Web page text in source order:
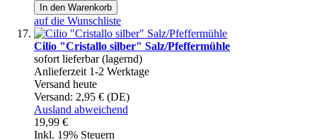
In den Warenkorb
auf die Wunschliste
Cilio "Cristallo silber" Salz/Pfeffermühle
sofort lieferbar (lagernd)
Anlieferzeit 1-2 Werktage
Versand heute
Versand: 2,95 € (DE)
Ausland abweichend
19,99 €
Inkl. 19% Steuern